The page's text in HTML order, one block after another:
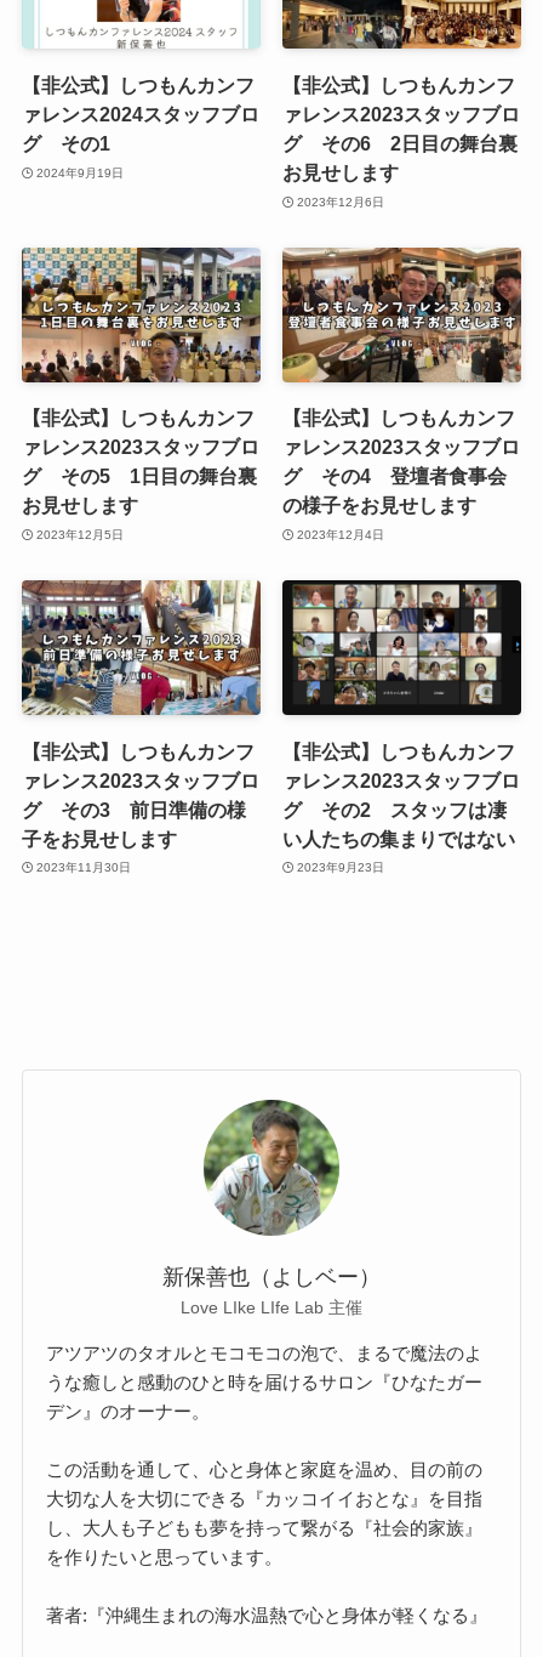
【非公式】しつもんカンフ
ァレンス2024スタッフブロ
グ その1
2024年9月19日
【非公式】しつもんカンフ
ァレンス2023スタッフブロ
グ その6 2日目の舞台裏
お見せします
2023年12月6日
【非公式】しつもんカンフ
ァレンス2023スタッフブロ
グ その5 1日目の舞台裏
お見せします
2023年12月5日
【非公式】しつもんカンフ
ァレンス2023スタッフブロ
グ その4 登壇者食事会
の様子をお見せします
2023年12月4日
【非公式】しつもんカンフ
ァレンス2023スタッフブロ
グ その3 前日準備の様
子をお見せします
2023年11月30日
【非公式】しつもんカンフ
ァレンス2023スタッフブロ
グ その2 スタッフは凄
い人たちの集まりではない
2023年9月23日
新保善也（よしベー）
Love LIke LIfe Lab 主催
アツアツのタオルとモコモコの泡で、まるで魔法のよ
うな癒しと感動のひと時を届けるサロン『ひなたガー
デン』のオーナー。
この活動を通して、心と身体と家庭を温め、目の前の
大切な人を大切にできる『カッコイイおとな』を目指
し、大人も子どもも夢を持って繋がる『社会的家族』
を作りたいと思っています。
著者:『沖縄生まれの海水温熱で心と身体が軽くなる』